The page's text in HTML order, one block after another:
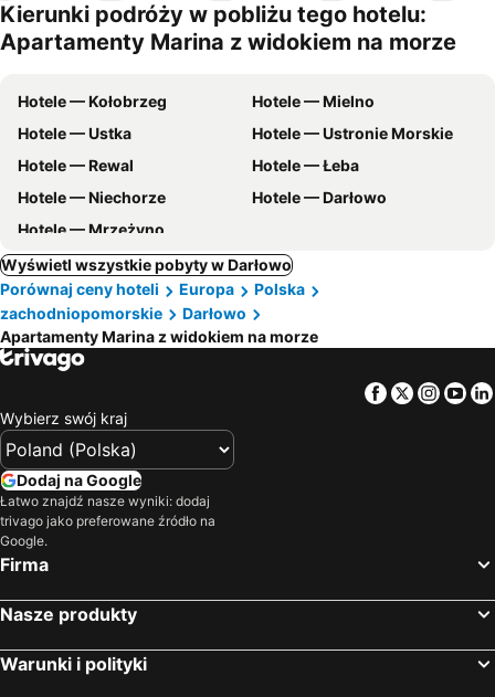
m
Kierunki podróży w pobliżu tego hotelu:
Apartamenty Marina z widokiem na morze
Hotele — Kołobrzeg
Hotele — Mielno
Hotele — Ustka
Hotele — Ustronie Morskie
Hotele — Rewal
Hotele — Łeba
Hotele — Niechorze
Hotele — Darłowo
Hotele — Mrzeżyno
Wyświetl wszystkie pobyty w Darłowo
Porównaj ceny hoteli
Europa
Polska
zachodniopomorskie
Darłowo
Apartamenty Marina z widokiem na morze
Facebook
Twitter
Wybierz swój kraj
Dodaj na Google
Łatwo znajdź nasze wyniki: dodaj
trivago jako preferowane źródło na
Google.
Firma
Nasze produkty
Warunki i polityki